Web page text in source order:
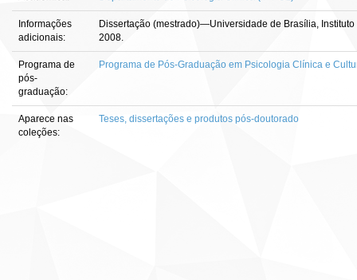
Informações
adicionais:
Dissertação (mestrado)—Universidade de Brasília,
2008.
Programa de
pós-
graduação:
Programa de Pós-Graduação em Psicologia Clínica e
Aparece nas
coleções:
Teses, dissertações e produtos pós-doutorado